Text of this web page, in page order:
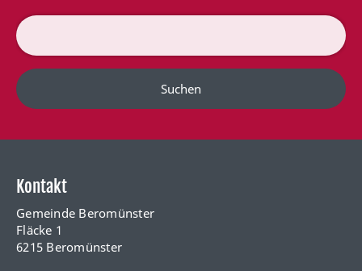
Suchen
Kontakt
Gemeinde Beromünster
Fläcke 1
6215 Beromünster